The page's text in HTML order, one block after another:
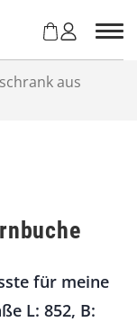
aus
für meine
L: 852, B: